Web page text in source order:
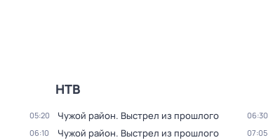
НТВ
05:20 Чужой район. Выстрел из прошлого
06:10 Чужой район. Выстрел из прошлого
06:30
07:05